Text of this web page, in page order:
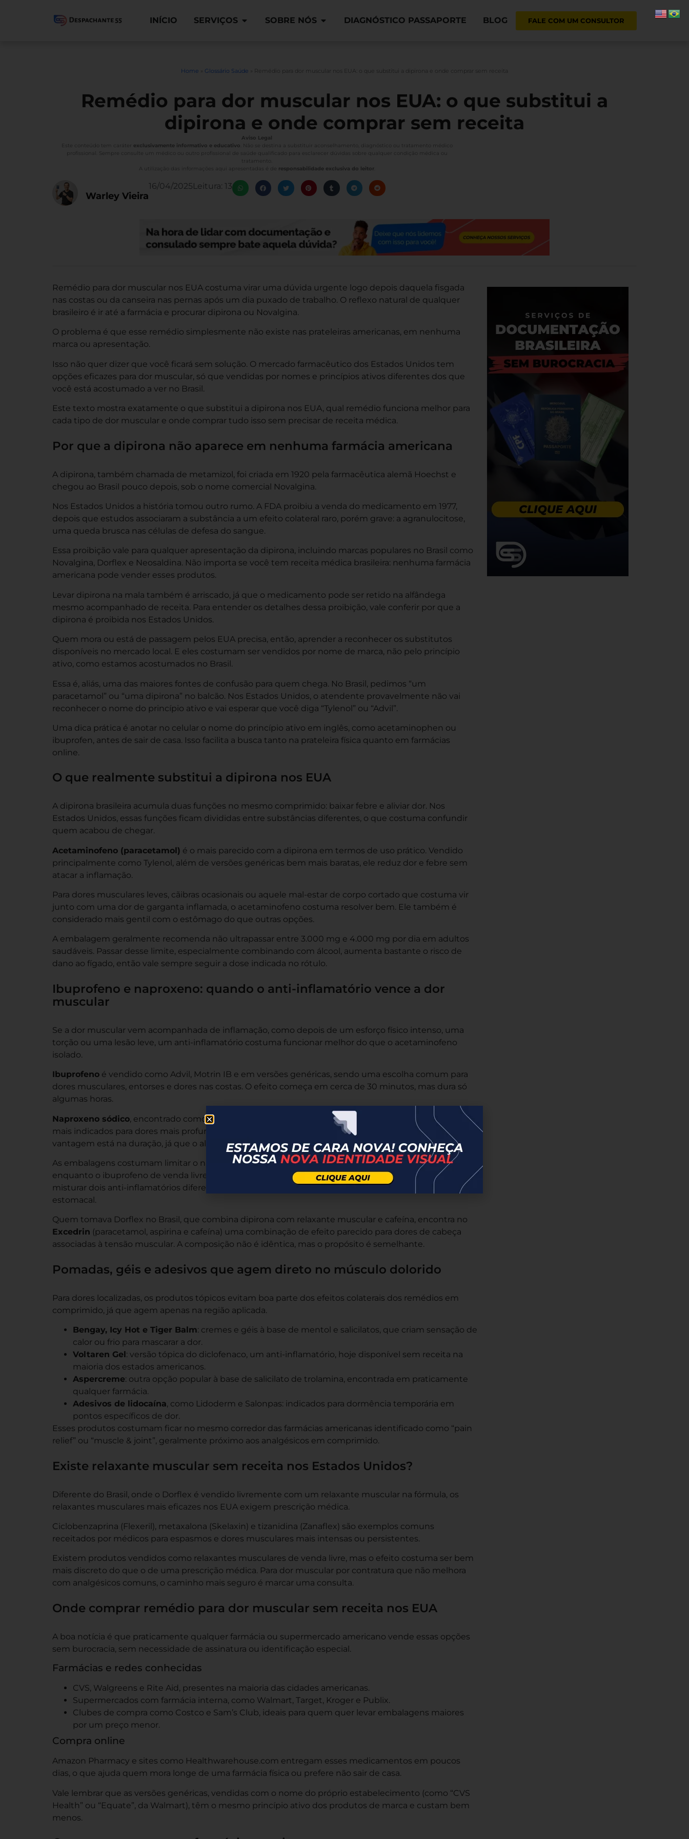
INÍCIO SERVIÇOS SOBRE NÓS DIAGNÓSTICO PASSAPORTE BLOG FALE COM UM CONSULTOR
Home Glossário Saúde Remédio para dor muscular nos EUA: o que substitui a dipirona e onde comprar sem receita
Remédio para dor muscular nos EUA: o que substitui a
dipirona e onde comprar sem receita
Aviso Legal
Este conteúdo tem caráter
exclusivamente informativo e educativo . Não se destina a substituir aconselhamento, diagnóstico ou tratamento médico
profissional. Sempre consulte um médico ou outro profissional de saúde qualificado para esclarecer dúvidas sobre qualquer condição médica ou
tratamento.
A utilização das informações aqui apresentadas é de
responsabilidade exclusiva do leitor.
Warley Vieira
16/04/2025Leitura: 13
Remédio para dor muscular nos EUA costuma virar uma dúvida urgente logo depois daquela fisgada
nas costas ou da canseira nas pernas após um dia puxado de trabalho. O reflexo natural de qualquer
brasileiro é ir até a farmácia e procurar dipirona ou Novalgina.
O problema é que esse remédio simplesmente não existe nas prateleiras americanas, em nenhuma
marca ou apresentação.
Isso não quer dizer que você ficará sem solução. O mercado farmacêutico dos Estados Unidos tem
opções eficazes para dor muscular, só que vendidas por nomes e princípios ativos diferentes dos que
você está acostumado a ver no Brasil.
Este texto mostra exatamente o que substitui a dipirona nos EUA, qual remédio funciona melhor para
cada tipo de dor muscular e onde comprar tudo isso sem precisar de receita médica.
Por que a dipirona não aparece em nenhuma farmácia americana
A dipirona, também chamada de metamizol, foi criada em 1920 pela farmacêutica alemã Hoechst e
chegou ao Brasil pouco depois, sob o nome comercial Novalgina.
Nos Estados Unidos a história tomou outro rumo. A FDA proibiu a venda do medicamento em 1977,
depois que estudos associaram a substância a um efeito colateral raro, porém grave: a agranulocitose,
uma queda brusca nas células de defesa do sangue.
Essa proibição vale para qualquer apresentação da dipirona, incluindo marcas populares no Brasil como
Novalgina, Dorflex e Neosaldina. Não importa se você tem receita médica brasileira: nenhuma farmácia
americana pode vender esses produtos.
Levar dipirona na mala também é arriscado, já que o medicamento pode ser retido na alfândega
mesmo acompanhado de receita. Para entender os detalhes dessa proibição, vale conferir por que a
dipirona é proibida nos Estados Unidos.
Quem mora ou está de passagem pelos EUA precisa, então, aprender a reconhecer os substitutos
disponíveis no mercado local. E eles costumam ser vendidos por nome de marca, não pelo princípio
ativo, como estamos acostumados no Brasil.
Essa é, aliás, uma das maiores fontes de confusão para quem chega. No Brasil, pedimos “um
paracetamol” ou “uma dipirona” no balcão. Nos Estados Unidos, o atendente provavelmente não vai
reconhecer o nome do princípio ativo e vai esperar que você diga “Tylenol” ou “Advil”.
Uma dica prática é anotar no celular o nome do princípio ativo em inglês, como acetaminophen ou
ibuprofen, antes de sair de casa. Isso facilita a busca tanto na prateleira física quanto em farmácias
online.
O que realmente substitui a dipirona nos EUA
A dipirona brasileira acumula duas funções no mesmo comprimido: baixar febre e aliviar dor. Nos
Estados Unidos, essas funções ficam divididas entre substâncias diferentes, o que costuma confundir
quem acabou de chegar.
Acetaminofeno (paracetamol) é o mais parecido com a dipirona em termos de uso prático. Vendido
principalmente como Tylenol, além de versões genéricas bem mais baratas, ele reduz dor e febre sem
atacar a inflamação.
Para dores musculares leves, cãibras ocasionais ou aquele mal-estar de corpo cortado que costuma vir
junto com uma dor de garganta inflamada, o acetaminofeno costuma resolver bem. Ele também é
considerado mais gentil com o estômago do que outras opções.
A embalagem geralmente recomenda não ultrapassar entre 3.000 mg e 4.000 mg por dia em adultos
saudáveis. Passar desse limite, especialmente combinando com álcool, aumenta bastante o risco de
dano ao fígado, então vale sempre seguir a dose indicada no rótulo.
Ibuprofeno e naproxeno: quando o anti-inflamatório vence a dor
muscular
Se a dor muscular vem acompanhada de inflamação, como depois de um esforço físico intenso, uma
torção ou uma lesão leve, um anti-inflamatório costuma funcionar melhor do que o acetaminofeno
isolado.
Ibuprofeno é vendido como Advil, Motrin IB e em versões genéricas, sendo uma escolha comum para
dores musculares, entorses e dores nas costas. O efeito começa em cerca de 30 minutos, mas dura só
algumas horas.
Naproxeno sódico, encontrado como Aleve, é considerado um dos anti-inflamatórios de venda livre
mais indicados para dores mais profundas, típicas de levantar peso ou de esforço físico prolongado. A
vantagem está na duração, já que o alívio pode se estender por 8 a 12 horas.
As embalagens costumam limitar o naproxeno sódico a 660 mg por dia sem orientação médica,
enquanto o ibuprofeno de venda livre normalmente tem limite de 1.200 mg diários. O ideal é nunca
misturar dois anti-inflamatórios diferentes ao mesmo tempo, já que isso eleva o risco de sangramento
estomacal.
Quem tomava Dorflex no Brasil, que combina dipirona com relaxante muscular e cafeína, encontra no
Excedrin (paracetamol, aspirina e cafeína) uma combinação de efeito parecido para dores de cabeça
associadas à tensão muscular. A composição não é idêntica, mas o propósito é semelhante.
Pomadas, géis e adesivos que agem direto no músculo dolorido
Para dores localizadas, os produtos tópicos evitam boa parte dos efeitos colaterais dos remédios em
comprimido, já que agem apenas na região aplicada.
Bengay, Icy Hot e Tiger Balm: cremes e géis à base de mentol e salicilatos, que criam sensação de
calor ou frio para mascarar a dor.
Voltaren Gel : versão tópica do diclofenaco, um anti-inflamatório, hoje disponível sem receita na
maioria dos estados americanos.
Aspercreme: outra opção popular à base de salicilato de trolamina, encontrada em praticamente
qualquer farmácia.
Adesivos de lidocaína, como Lidoderm e Salonpas: indicados para dormência temporária em
pontos específicos de dor.
Esses produtos costumam ficar no mesmo corredor das farmácias americanas identificado como “pain
relief” ou “muscle & joint”, geralmente próximo aos analgésicos em comprimido.
Existe relaxante muscular sem receita nos Estados Unidos?
Diferente do Brasil, onde o Dorflex é vendido livremente com um relaxante muscular na fórmula, os
relaxantes musculares mais eficazes nos EUA exigem prescrição médica.
Ciclobenzaprina (Flexeril), metaxalona (Skelaxin) e tizanidina (Zanaflex) são exemplos comuns
receitados por médicos para espasmos e dores musculares mais intensas ou persistentes.
Existem produtos vendidos como relaxantes musculares de venda livre, mas o efeito costuma ser bem
mais discreto do que o de uma prescrição médica. Para dor muscular por contratura que não melhora
com analgésicos comuns, o caminho mais seguro é marcar uma consulta.
Onde comprar remédio para dor muscular sem receita nos EUA
A boa notícia é que praticamente qualquer farmácia ou supermercado americano vende essas opções
sem burocracia, sem necessidade de assinatura ou identificação especial.
Farmácias e redes conhecidas
CVS, Walgreens e Rite Aid, presentes na maioria das cidades americanas.
Supermercados com farmácia interna, como Walmart, Target, Kroger e Publix.
Clubes de compra como Costco e Sam’s Club, ideais para quem quer levar embalagens maiores
por um preço menor.
Compra online
Amazon Pharmacy e sites como Healthwarehouse.com entregam esses medicamentos em poucos
dias, o que ajuda quem mora longe de uma farmácia física ou prefere não sair de casa.
Vale lembrar que as versões genéricas, vendidas com o nome do próprio estabelecimento (como “CVS
Health” ou “Equate”, da Walmart), têm o mesmo princípio ativo dos produtos de marca e custam bem
menos.